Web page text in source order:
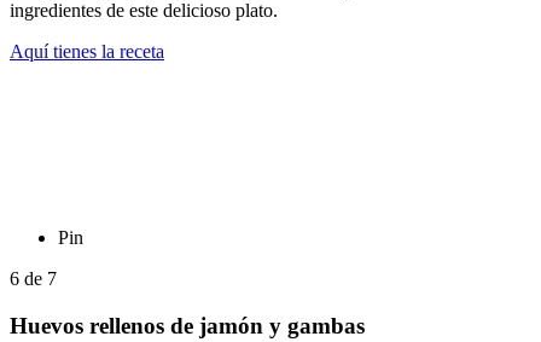
ingredientes de este delicioso plato.
Aquí tienes la receta
Pin
6 de 7
Huevos rellenos de jamón y gambas